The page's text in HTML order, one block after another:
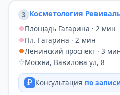
3 Косметология
Площадь Гагарина · 2 мин
Пл. Гагарина · 2 мин
Ленинский проспект · 3
Москва, Вавилова ул, 8
Консультация по